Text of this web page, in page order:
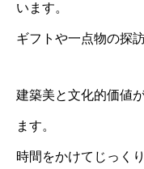
います。
ギフトや一点物の探
建築美と文化的価値
ます。
時間をかけてじっく